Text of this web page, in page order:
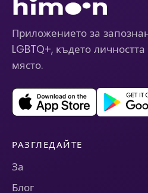
Приложението за
LGBTQ+, където
място.
РАЗГЛЕДАЙТЕ
За
Блог